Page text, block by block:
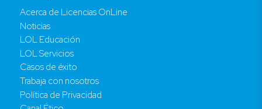
Acerca de Licencias OnLine
Noticias
LOL Educación
LOL Servicios
Casos de éxito
Trabaja con nosotros
Política de Privacidad